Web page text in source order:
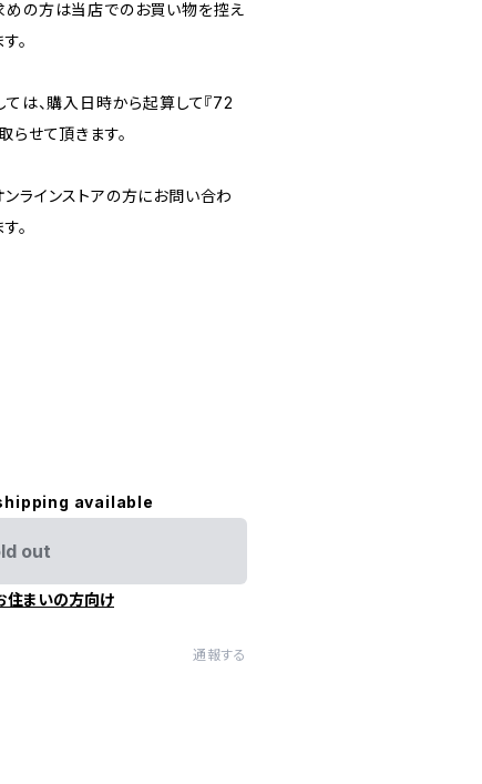
の方は当店でのお買い物を控え
。
は、購入日時から起算して『72
せて頂きます。
ラインストアの方にお問い合わ
。
available
out
住まいの方向け
通報する